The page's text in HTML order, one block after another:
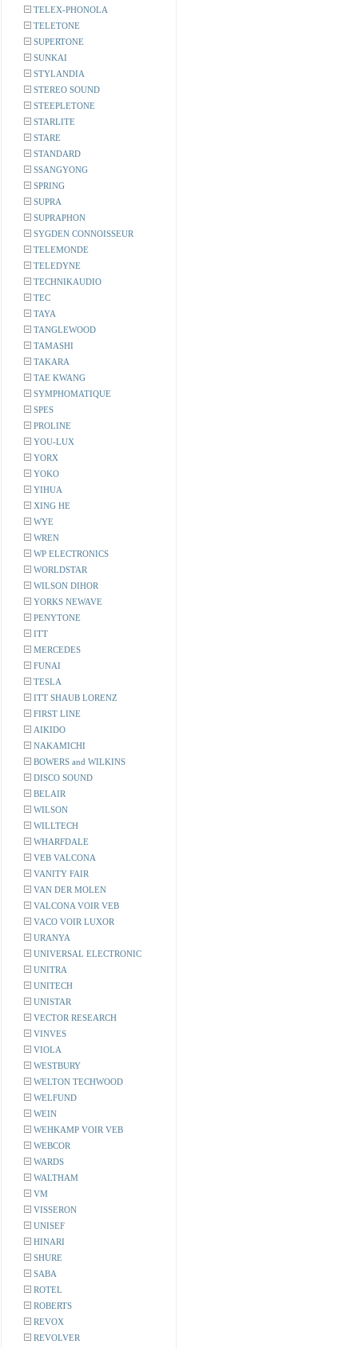
TELEX-PHONOLA
TELETONE
SUPERTONE
SUNKAI
STYLANDIA
STEREO SOUND
STEEPLETONE
STARLITE
STARE
STANDARD
SSANGYONG
SPRING
SUPRA
SUPRAPHON
SYGDEN CONNOISSEUR
TELEMONDE
TELEDYNE
TECHNIKAUDIO
TEC
TAYA
TANGLEWOOD
TAMASHI
TAKARA
TAE KWANG
SYMPHOMATIQUE
SPES
PROLINE
YOU-LUX
YORX
YOKO
YIHUA
XING HE
WYE
WREN
WP ELECTRONICS
WORLDSTAR
WILSON DIHOR
YORKS NEWAVE
PENYTONE
ITT
MERCEDES
FUNAI
TESLA
ITT SHAUB LORENZ
FIRST LINE
AIKIDO
NAKAMICHI
BOWERS and WILKINS
DISCO SOUND
BELAIR
WILSON
WILLTECH
WHARFDALE
VEB VALCONA
VANITY FAIR
VAN DER MOLEN
VALCONA VOIR VEB
VACO VOIR LUXOR
URANYA
UNIVERSAL ELECTRONIC
UNITRA
UNITECH
UNISTAR
VECTOR RESEARCH
VINVES
VIOLA
WESTBURY
WELTON TECHWOOD
WELFUND
WEIN
WEHKAMP VOIR VEB
WEBCOR
WARDS
WALTHAM
VM
VISSERON
UNISEF
HINARI
SHURE
SABA
ROTEL
ROBERTS
REVOX
REVOLVER